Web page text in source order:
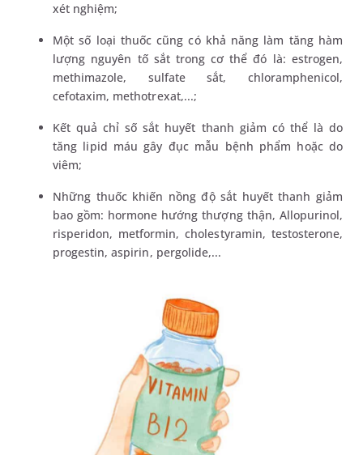
xét nghiệm;
Một số loại thuốc cũng có khả năng làm tăng hàm
lượng nguyên tố sắt trong cơ thể đó là: estrogen,
methimazole, sulfate sắt, chloramphenicol,
cefotaxim, methotrexat,...;
Kết quả chỉ số sắt huyết thanh giảm có thể là do
tăng lipid máu gây đục mẫu bệnh phẩm hoặc do
viêm;
Những thuốc khiến nồng độ sắt huyết thanh giảm
bao gồm: hormone hướng thượng thận, Allopurinol,
risperidon, metformin, cholestyramin, testosterone,
progestin, aspirin, pergolide,...